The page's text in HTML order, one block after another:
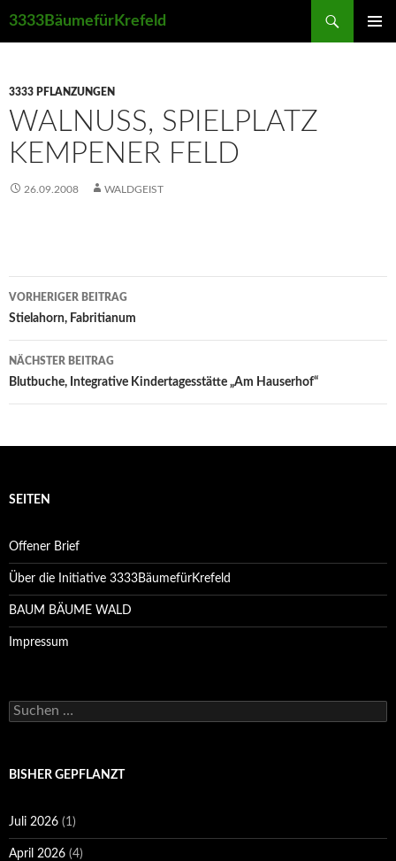
3333BäumefürKrefeld
3333 PFLANZUNGEN
WALNUSS, SPIELPLATZ
KEMPENER FELD
26.09.2008 WALDGEIST
Beitrags-
Navigation
VORHERIGER BEITRAG
Stielahorn, Fabritianum
NÄCHSTER BEITRAG
Blutbuche, Integrative Kindertagesstätte „Am Hauserhof“
SEITEN
Offener Brief
Über die Initiative 3333BäumefürKrefeld
BAUM BÄUME WALD
Impressum
Suchen
nach:
BISHER GEPFLANZT
Juli 2026 (1)
April 2026 (4)